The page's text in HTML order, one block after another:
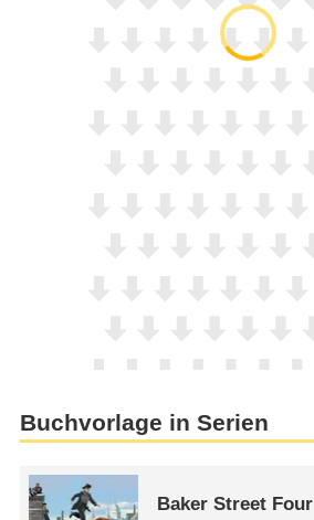
Buchvorlage in Serien
Baker Street Four